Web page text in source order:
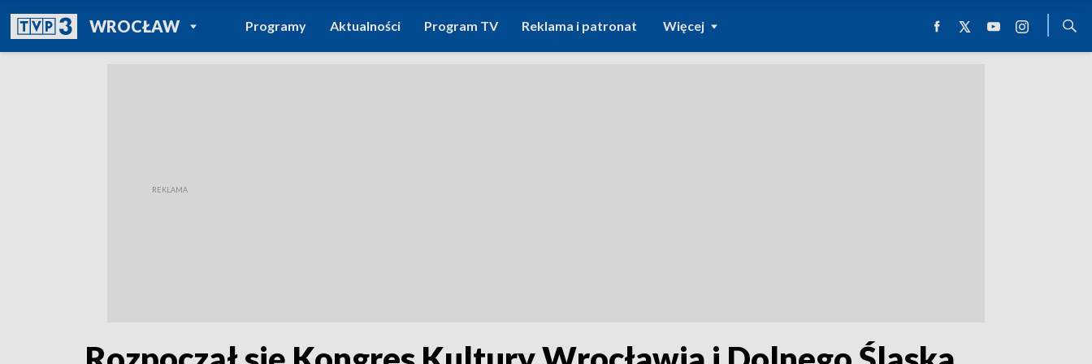
WROCŁAWPOWRÓT DO
TVP REGIONY
Programy Aktualności Program TV Reklama i patronat Więcej